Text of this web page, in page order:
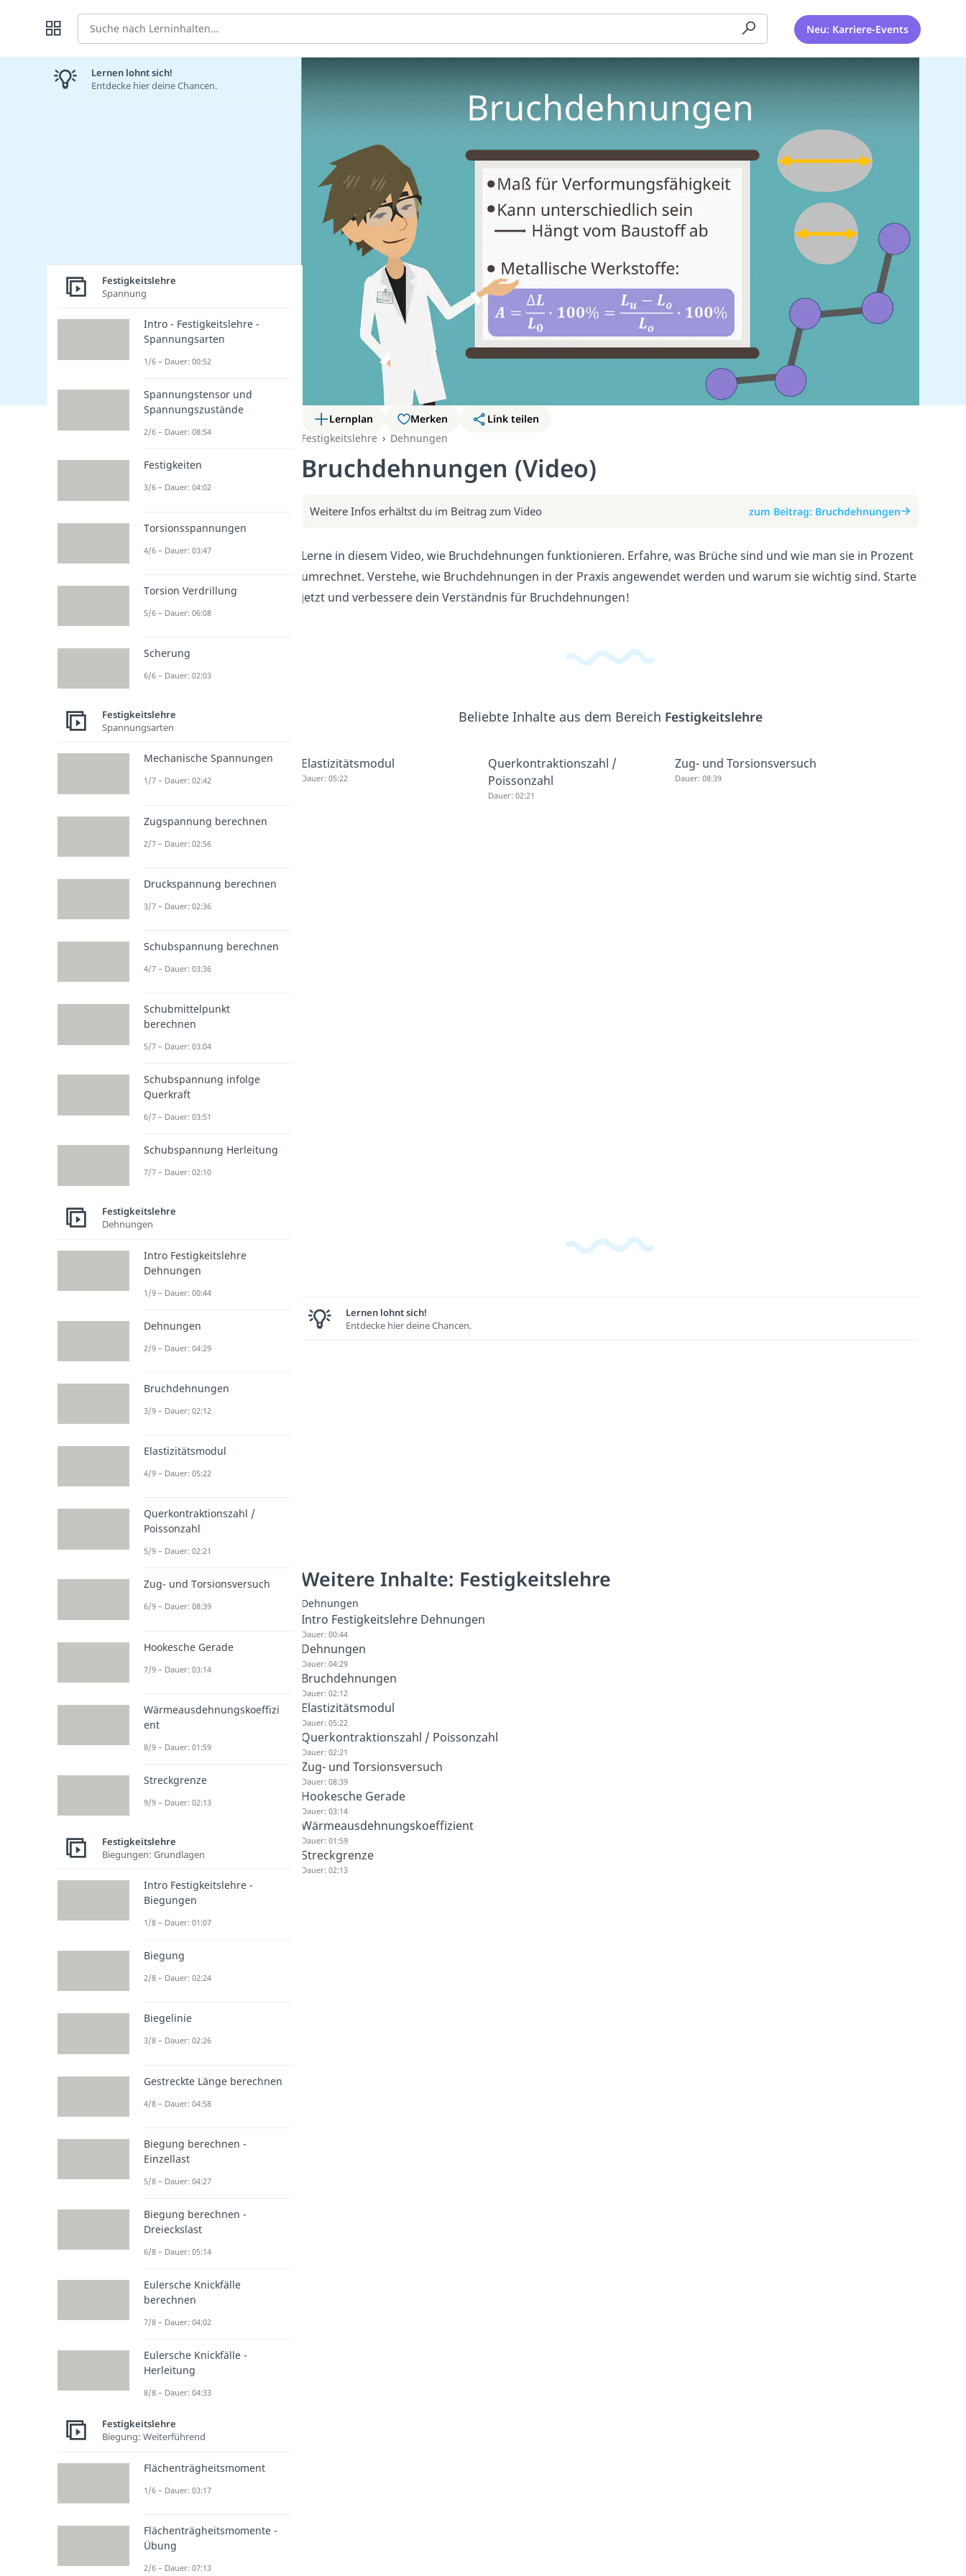
Suche Neu: Karriere-Events
Lernplan Merken
Link teilen
Festigkeitslehre
Dehnungen
Bruchdehnungen (Video)
Weitere Infos erhältst du im Beitrag zum Video zum Beitrag: Bruchdehnungen
Lerne in diesem Video, wie Bruchdehnungen funktionieren. Erfahre, was Brüche sind und wie man sie in Prozent
umrechnet. Verstehe, wie Bruchdehnungen in der Praxis angewendet werden und warum sie wichtig sind. Starte
jetzt und verbessere dein Verständnis für Bruchdehnungen!
Beliebte Inhalte aus dem Bereich Festigkeitslehre
Elastizitätsmodul
Dauer: 05:22
Querkontraktionszahl /
Poissonzahl
Dauer: 02:21
Zug- und Torsionsversuch
Dauer: 08:39
Lernen lohnt sich!
Entdecke hier deine Chancen.
Weitere Inhalte: Festigkeitslehre
Dehnungen
Intro Festigkeitslehre Dehnungen
Dauer: 00:44
Dehnungen
Dauer: 04:29
Bruchdehnungen
Dauer: 02:12
Elastizitätsmodul
Dauer: 05:22
Querkontraktionszahl / Poissonzahl
Dauer: 02:21
Zug- und Torsionsversuch
Dauer: 08:39
Hookesche Gerade
Dauer: 03:14
Wärmeausdehnungskoeffizient
Dauer: 01:59
Streckgrenze
Dauer: 02:13
Lernen lohnt sich!
Entdecke hier deine Chancen.
Festigkeitslehre
Spannung
Intro - Festigkeitslehre -
Spannungsarten
1/6 – Dauer: 00:52
Spannungstensor und
Spannungszustände
2/6 – Dauer: 08:54
Festigkeiten
3/6 – Dauer: 04:02
Torsionsspannungen
4/6 – Dauer: 03:47
Torsion Verdrillung
5/6 – Dauer: 06:08
Scherung
6/6 – Dauer: 02:03
Festigkeitslehre
Spannungsarten
Mechanische Spannungen
1/7 – Dauer: 02:42
Zugspannung berechnen
2/7 – Dauer: 02:56
Druckspannung berechnen
3/7 – Dauer: 02:36
Schubspannung berechnen
4/7 – Dauer: 03:36
Schubmittelpunkt
berechnen
5/7 – Dauer: 03:04
Schubspannung infolge
Querkraft
6/7 – Dauer: 03:51
Schubspannung Herleitung
7/7 – Dauer: 02:10
Festigkeitslehre
Dehnungen
Intro Festigkeitslehre
Dehnungen
1/9 – Dauer: 00:44
Dehnungen
2/9 – Dauer: 04:29
Bruchdehnungen
3/9 – Dauer: 02:12
Elastizitätsmodul
4/9 – Dauer: 05:22
Querkontraktionszahl /
Poissonzahl
5/9 – Dauer: 02:21
Zug- und Torsionsversuch
6/9 – Dauer: 08:39
Hookesche Gerade
7/9 – Dauer: 03:14
Wärmeausdehnungskoeffizi
ent
8/9 – Dauer: 01:59
Streckgrenze
9/9 – Dauer: 02:13
Festigkeitslehre
Biegungen: Grundlagen
Intro Festigkeitslehre -
Biegungen
1/8 – Dauer: 01:07
Biegung
2/8 – Dauer: 02:24
Biegelinie
3/8 – Dauer: 02:26
Gestreckte Länge berechnen
4/8 – Dauer: 04:58
Biegung berechnen -
Einzellast
5/8 – Dauer: 04:27
Biegung berechnen -
Dreieckslast
6/8 – Dauer: 05:14
Eulersche Knickfälle
berechnen
7/8 – Dauer: 04:02
Eulersche Knickfälle -
Herleitung
8/8 – Dauer: 04:33
Festigkeitslehre
Biegung: Weiterführend
Flächenträgheitsmoment
1/6 – Dauer: 03:17
Flächenträgheitsmomente -
Übung
2/6 – Dauer: 07:13